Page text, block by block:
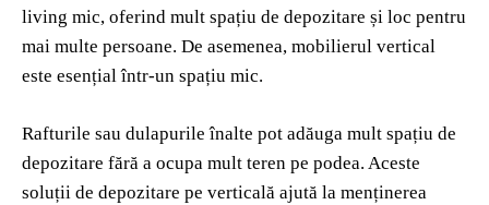
living mic, oferind mult spațiu de depozitare și loc pentru
mai multe persoane. De asemenea, mobilierul vertical
este esențial într-un spațiu mic.
Rafturile sau dulapurile înalte pot adăuga mult spațiu de
depozitare fără a ocupa mult teren pe podea. Aceste
soluții de depozitare pe verticală ajută la menținerea